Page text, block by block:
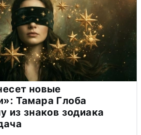
новые
Тамара Глоба
из знаков зодиака